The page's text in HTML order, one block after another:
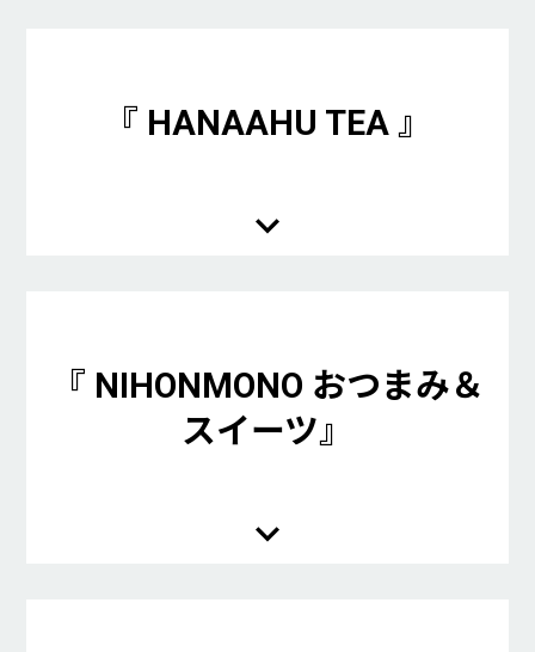
『 HANAAHU TEA 』
『 NIHONMONO おつまみ＆
スイーツ』